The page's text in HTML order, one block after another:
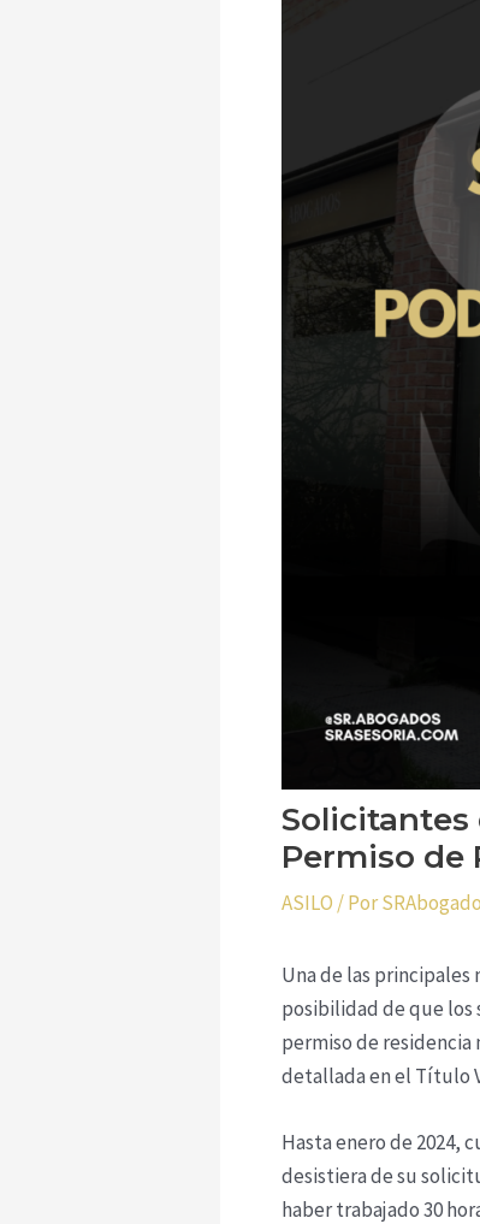
Solicitantes
Permiso de
ASILO / Por
Una de las principales
posibilidad de que
permiso de
detallada en el Título
Hasta enero de 2024,
desistiera de su
haber trabajado 30